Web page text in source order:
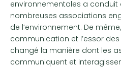
environnementales a conduit
nombreuses associations
de l’environnement. De
communication et l’essor
changé la manière dont les
communiquent et